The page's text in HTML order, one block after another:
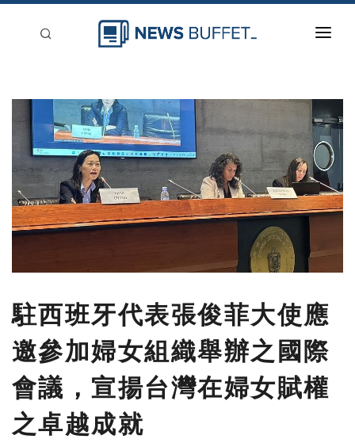
新聞稿分類
登入
刊登
駐西班牙代表張俊菲大使應
邀參加婦女組織舉辦之國際
會議，宣揚台灣在婦女賦權
之卓越成就